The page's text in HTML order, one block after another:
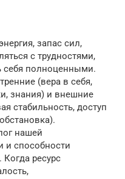
запас сил,
с трудностями,
себя полноценными.
(вера в себя,
знания) и внешние
стабильность, доступ
нашей
и способности
ресурс